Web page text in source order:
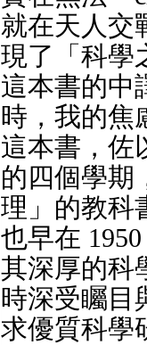
就在天人交
現了「科學
這本書的中
時，我的焦
這本書，佐
的四個學期
理」的教科
也早在
其深厚的科
時深受矚目
求優質科學